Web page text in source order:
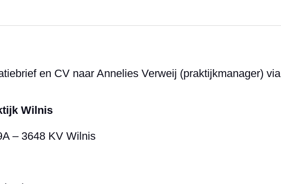
en CV naar Annelies Verweij (praktijkmanager) via
Wilnis
– 3648 KV Wilnis